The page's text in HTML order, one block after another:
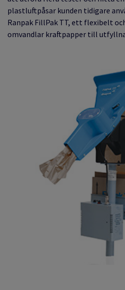
plastluftpåsar kunden tidigare
Ranpak FillPak TT, ett flexibelt
omvandlar kraftpapper till